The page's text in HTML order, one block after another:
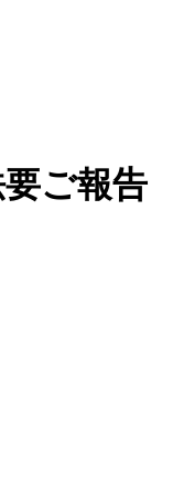
ご報告